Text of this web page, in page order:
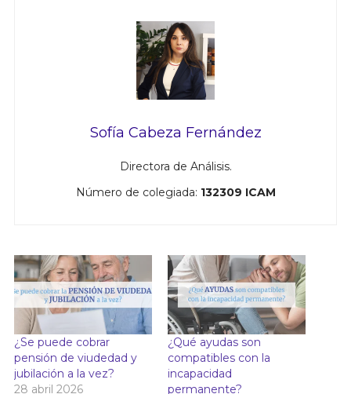
Sofía Cabeza Fernández
Directora de Análisis.
Número de colegiada: 132309 ICAM
¿Se puede cobrar
pensión de viudedad y
jubilación a la vez?
28 abril 2026
¿Qué ayudas son
compatibles con la
incapacidad
permanente?